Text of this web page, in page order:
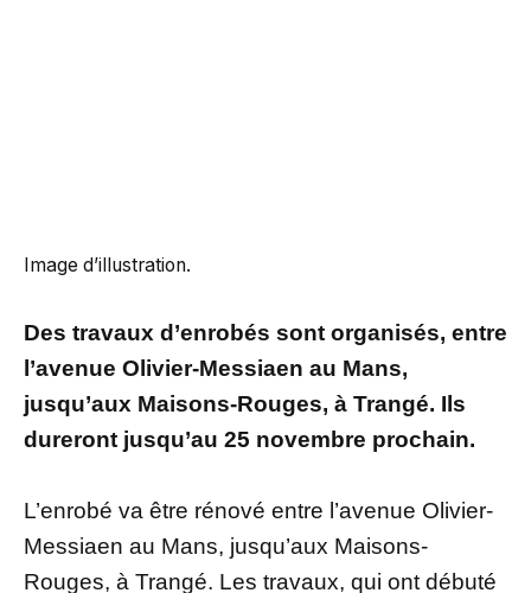
Image d’illustration.
Des travaux d’enrobés sont organisés, entre
l’avenue Olivier-Messiaen au Mans,
jusqu’aux Maisons-Rouges, à Trangé. Ils
dureront jusqu’au 25 novembre prochain.
L’enrobé va être rénové entre l’avenue Olivier-
Messiaen au Mans, jusqu’aux Maisons-
Rouges, à Trangé. Les travaux, qui ont débuté